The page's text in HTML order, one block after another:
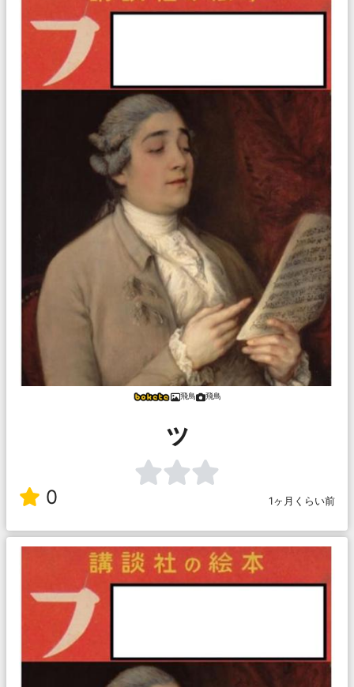
飛鳥 飛鳥
ッ
0 1ヶ月くらい前